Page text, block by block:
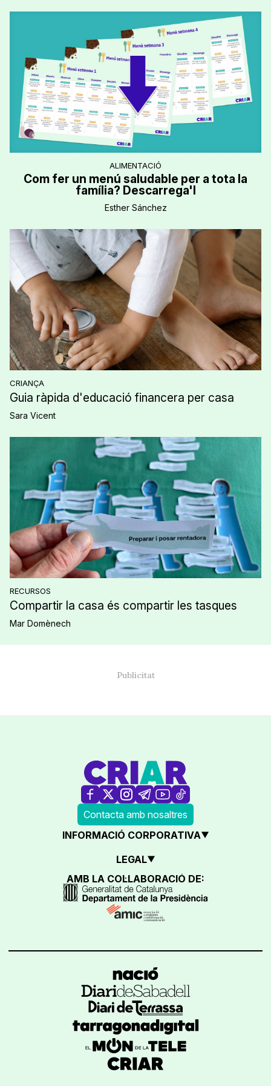
CRIANÇA
Guia ràpida d'educació financera per casa
Sara Vicent
RECURSOS
Compartir la casa és compartir les tasques
Mar Domènech
ALIMENTACIÓ
Com fer un menú saludable per a tota la
família? Descarrega'l
Esther Sánchez
Contacta amb nosaltres
INFORMACIÓ CORPORATIVA
LEGAL
AMB LA COL·LABORACIÓ DE: